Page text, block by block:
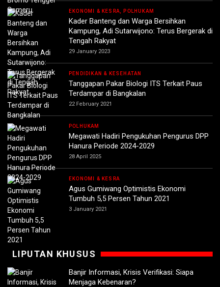
EKONOMI & KESRA, POLHUKAM
Kader Banteng dan Warga Bersihkan
Kampung, Adi Sutarwijono: Terus Bergerak di
Tengah Rakyat
29 January 2023
PENDIDIKAN & KESEHATAN
Tanggapan Pakar Biologi ITS Terkait Paus
Terdampar di Bangkalan
22 February 2021
POLHUKAM
Megawati Hadiri Pengukuhan Pengurus DPP
Hanura Periode 2024-2029
28 April 2025
EKONOMI & KESRA
Agus Gumiwang Optimistis Ekonomi
Tumbuh 5,5 Persen Tahun 2021
3 January 2021
LIPUTAN KHUSUS
Banjir Informasi, Krisis Verifikasi: Siapa
Menjaga Kebenaran?